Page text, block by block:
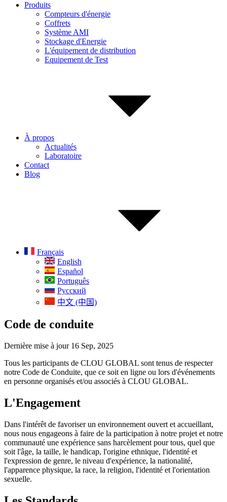
Produits
Compteurs d'énergie
Coffrets
Système AMI
Stockage d'Energie
L'équipement de distribution
Equipement de Test
À propos
Actualités
Laboratoire
Contact
Blog
Français
English
Español
Português
Русский
中文 (中国)
Code de conduite
Dernière mise à jour 16 Sep, 2025
Tous les participants de CLOU GLOBAL sont tenus de respecter
notre Code de Conduite, que ce soit en ligne ou lors d'événements
en personne organisés et/ou associés à CLOU GLOBAL.
L'Engagement
Dans l'intérêt de favoriser un environnement ouvert et accueillant,
nous nous engageons à faire de la participation à notre projet et notre
communauté une expérience sans harcèlement pour tous, quel que
soit l'âge, la taille, le handicap, l'origine ethnique, l'identité et
l'expression de genre, le niveau d'expérience, la nationalité,
l'apparence physique, la race, la religion, l'identité et l'orientation
sexuelle.